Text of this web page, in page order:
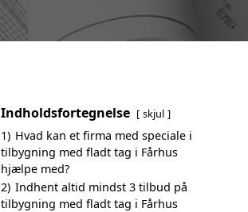
Indholdsfortegnelse skjul
1) Hvad kan et firma med speciale i
tilbygning med fladt tag i Fårhus
hjælpe med?
2) Indhent altid mindst 3 tilbud på
tilbygning med fladt tag i Fårhus